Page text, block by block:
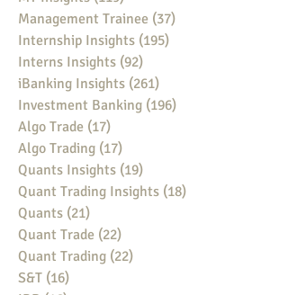
Management Trainee (37)
Internship Insights (195)
Interns Insights (92)
iBanking Insights (261)
Investment Banking (196)
Algo Trade (17)
Algo Trading (17)
Quants Insights (19)
Quant Trading Insights (18)
Quants (21)
Quant Trade (22)
Quant Trading (22)
S&T (16)